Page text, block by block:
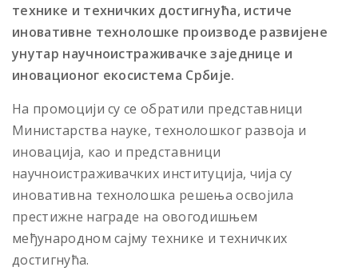
технике и техничких достигнућа, истиче
иновативне технолошке производе развијене
унутар научноистраживачке заједнице и
иновационог екосистема Србије.
На промоцији су се обратили представници
Министарства науке, технолошког развоја и
иновација, као и представници
научноистраживачких институција, чија су
иновативна технолошка решења освојила
престижне награде на овогодишњем
међународном сајму технике и техничких
достигнућа.